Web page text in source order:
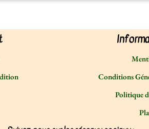
Conditions
Politique